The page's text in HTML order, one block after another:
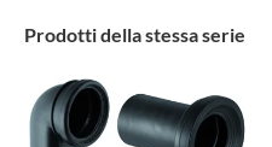
Prodotti della stessa serie